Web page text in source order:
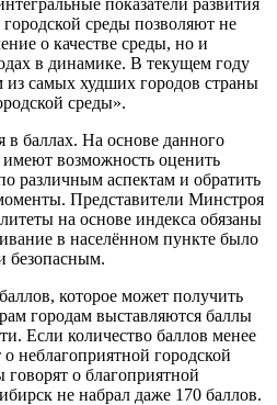
среды позволяют не
о качестве среды, но и
в динамике. В текущем году
самых худших городов страны
среды».
в баллах. На основе данного
имеют возможность оценить
различным аспектам и обратить
Представители Минстроя
на основе индекса обязаны
в населённом пункте было
безопасным.
которое может получить
городам выставляются баллы
Если количество баллов менее
о неблагоприятной городской
говорят о благоприятной
не набрал даже 170 баллов.